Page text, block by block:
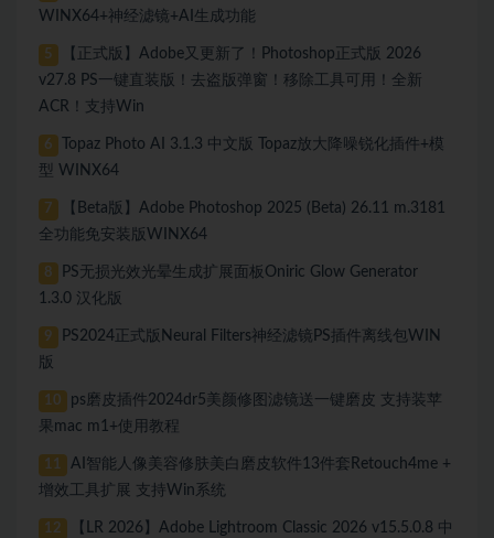
WINX64+神经滤镜+AI生成功能
5
【正式版】Adobe又更新了！Photoshop正式版 2026
v27.8 PS一键直装版！去盗版弹窗！移除工具可用！全新
ACR！支持Win
6
Topaz Photo AI 3.1.3 中文版 Topaz放大降噪锐化插件+模
型 WINX64
7
【Beta版】Adobe Photoshop 2025 (Beta) 26.11 m.3181
全功能免安装版WINX64
8
PS无损光效光晕生成扩展面板Oniric Glow Generator
1.3.0 汉化版
9
PS2024正式版Neural Filters神经滤镜PS插件离线包WIN
版
10
ps磨皮插件2024dr5美颜修图滤镜送一键磨皮 支持装苹
果mac m1+使用教程
11
AI智能人像美容修肤美白磨皮软件13件套Retouch4me +
增效工具扩展 支持Win系统
12
【LR 2026】Adobe Lightroom Classic 2026 v15.5.0.8 中